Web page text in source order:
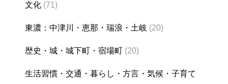
文化 (71)
東濃：中津川・恵那・瑞浪・土岐 (20)
歴史・城・城下町・宿場町 (20)
生活習慣・交通・暮らし・方言・気候・子育て